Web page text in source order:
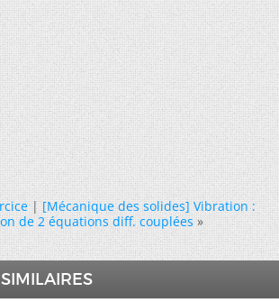
|[Mécanique des solides] Vibration :
de 2 équations diff. couplées »